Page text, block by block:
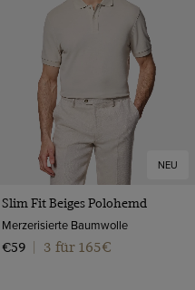
NEU
Slim Fit Beiges Polohemd
Merzerisierte Baumwolle
€59
3 für 165€